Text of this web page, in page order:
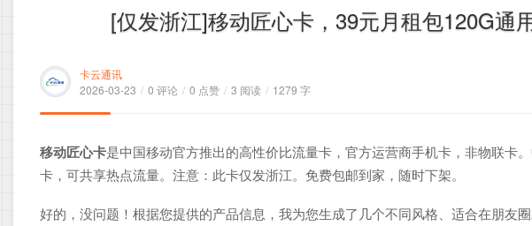
[仅发浙江]移动匠心卡，39元月租包120G通
卡云通讯
2026-03-23 / 0 评论 / 0 点赞 / 3 阅读 / 1279 字
移动匠心卡是中国移动官方推出的高性价比流量卡，官方运营商手机卡，非物联卡
卡，可共享热点流量。注意：此卡仅发浙江。免费包邮到家，随时下架。
好的，没问题！根据您提供的产品信息，我为您生成了几个不同风格、适合在朋友